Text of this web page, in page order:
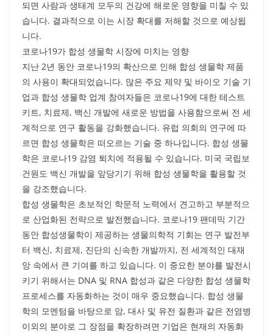
되면 사람과 생태계 모두의 건강에 해로운 영향을 미칠 수 있
습니다. 결과적으로 이는 시장 확대를 저해할 것으로 예상됩
니다.
코로나19가 합성 생물학 시장에 미치는 영향
지난 2년 동안 코로나19의 확산으로 인해 합성 생물학 제품
의 사용이 확대되었습니다. 많은 주요 제약 및 바이오 기술 기
업과 합성 생물학 업계 참여자들은 코로나19에 대한 테스트
키트, 치료제, 백신 개발에 새로운 방법을 사용함으로써 전 세
계적으로 연구 활동을 강화했습니다. 유럽 의회의 연구에 따
르면 합성 생물학은 떠오르는 기술 중 하나입니다. 합성 생물
학은 코로나19 감염 퇴치에 적용될 수 있습니다. 미국 국립보
건원도 백신 개발을 앞당기기 위해 합성 생물학을 활용할 것
을 강조했습니다.
합성 생물학은 초보적인 학문적 노력에서 견고하고 부분적으
로 산업화된 전략으로 발전했습니다. 코로나19 팬데믹 기간
동안 합성생물학이 제공하는 생물의학적 기회는 연구 발전부
터 백신, 치료제, 진단의 신속한 개발까지, 전 세계적인 대재
앙 속에서 큰 기여를 하고 있습니다. 이 중요한 분야를 발전시
키기 위해서는 DNA 및 RNA 합성과 같은 다양한 합성 생물학
프로세스를 자동화하는 것이 매우 중요했습니다. 합성 생물
학의 모멘텀을 바탕으로 암, 대사 및 유전 질환과 같은 전염병
이외의 분야로 그 장점을 확장하려면 기업은 현재의 자동화